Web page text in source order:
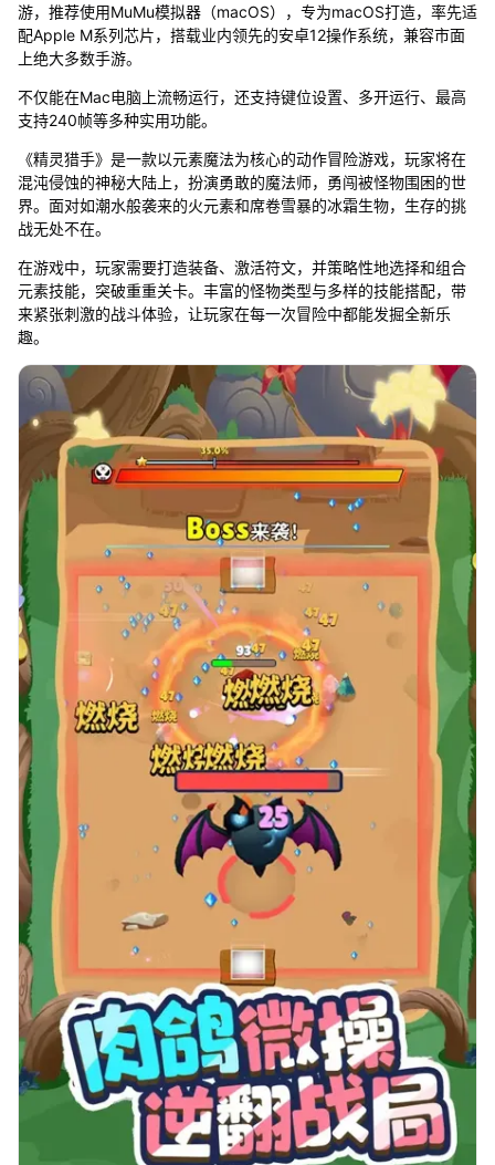
游，推荐使用MuMu模拟器（macOS），专为macOS打造，率先适
配Apple M系列芯片，搭载业内领先的安卓12操作系统，兼容市面
上绝大多数手游。
不仅能在Mac电脑上流畅运行，还支持键位设置、多开运行、最高
支持240帧等多种实用功能。
《精灵猎手》是一款以元素魔法为核心的动作冒险游戏，玩家将在
混沌侵蚀的神秘大陆上，扮演勇敢的魔法师，勇闯被怪物围困的世
界。面对如潮水般袭来的火元素和席卷雪暴的冰霜生物，生存的挑
战无处不在。
在游戏中，玩家需要打造装备、激活符文，并策略性地选择和组合
元素技能，突破重重关卡。丰富的怪物类型与多样的技能搭配，带
来紧张刺激的战斗体验，让玩家在每一次冒险中都能发掘全新乐
趣。